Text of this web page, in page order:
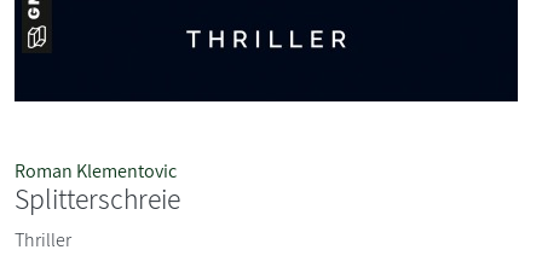
Roman Klementovic
Splitterschreie
Thriller